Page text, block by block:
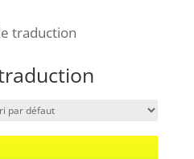
traduction